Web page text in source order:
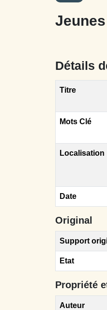
Détails
Titre
Mots Clé
Localisation
Date
Original
Support
Etat
Propriété
Auteur